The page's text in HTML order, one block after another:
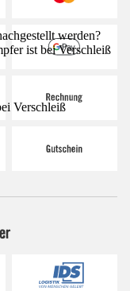
werden?
ist bei Verschleiß
Verschleiß